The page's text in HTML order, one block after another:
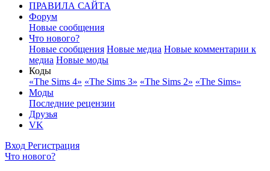
ПРАВИЛА САЙТА
Форум
Новые сообщения
Что нового?
Новые сообщения Новые медиа Новые комментарии к
медиа Новые моды
Коды
«The Sims 4» «The Sims 3» «The Sims 2» «The Sims»
Моды
Последние рецензии
Друзья
VK
Вход Регистрация
Что нового?